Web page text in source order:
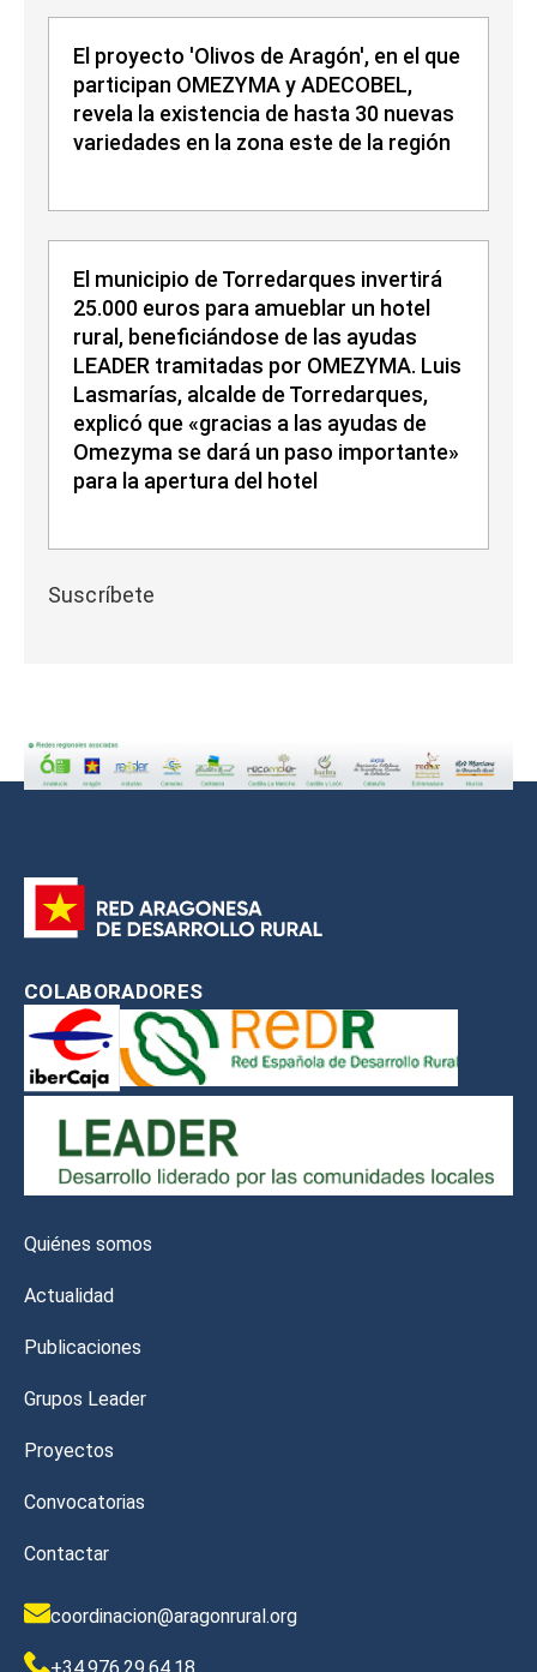
El proyecto 'Olivos de Aragón', en el que
participan OMEZYMA y ADECOBEL,
revela la existencia de hasta 30 nuevas
variedades en la zona este de la región
El municipio de Torredarques invertirá
25.000 euros para amueblar un hotel
rural, beneficiándose de las ayudas
LEADER tramitadas por OMEZYMA. Luis
Lasmarías, alcalde de Torredarques,
explicó que «gracias a las ayudas de
Omezyma se dará un paso importante»
para la apertura del hotel
Suscríbete
COLABORADORES
Quiénes somos
Actualidad
Publicaciones
Grupos Leader
Proyectos
Convocatorias
Contactar
coordinacion@aragonrural.org